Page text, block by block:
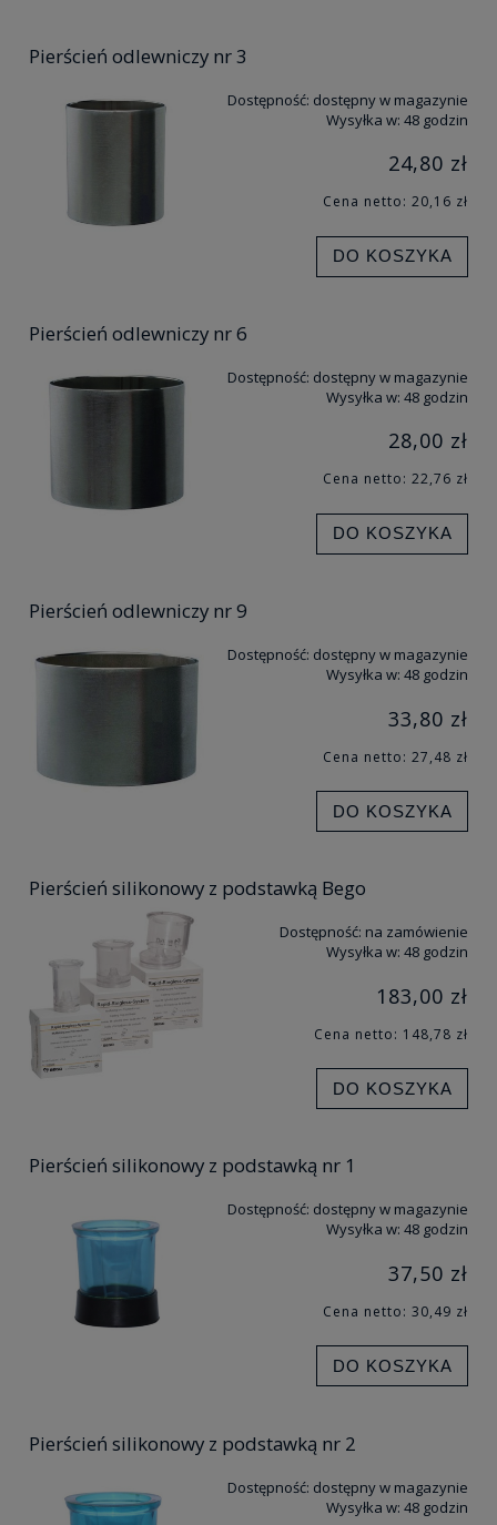
Pierścień odlewniczy nr 3
Dostępność: dostępny w magazynie
Wysyłka w: 48 godzin
24,80 zł
Cena netto: 20,16 zł
DO KOSZYKA
Pierścień odlewniczy nr 6
Dostępność: dostępny w magazynie
Wysyłka w: 48 godzin
28,00 zł
Cena netto: 22,76 zł
DO KOSZYKA
Pierścień odlewniczy nr 9
Dostępność: dostępny w magazynie
Wysyłka w: 48 godzin
33,80 zł
Cena netto: 27,48 zł
DO KOSZYKA
Pierścień silikonowy z podstawką Bego
Dostępność: na zamówienie
Wysyłka w: 48 godzin
183,00 zł
Cena netto: 148,78 zł
DO KOSZYKA
Pierścień silikonowy z podstawką nr 1
Dostępność: dostępny w magazynie
Wysyłka w: 48 godzin
37,50 zł
Cena netto: 30,49 zł
DO KOSZYKA
Pierścień silikonowy z podstawką nr 2
Dostępność: dostępny w magazynie
Wysyłka w: 48 godzin